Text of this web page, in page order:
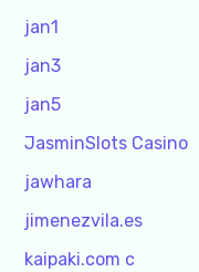
jan1
jan3
jan5
JasminSlots Casino
jawhara
jimenezvila.es
kaipaki.com c